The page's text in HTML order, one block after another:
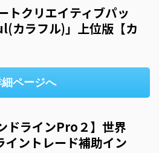
トクリエイティブパッ
カラフル)」上位版【カ
ページへ
ドラインPro２】世界
イントレード補助イン